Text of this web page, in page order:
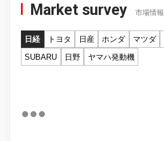
Market survey 市場情報
日経 トヨタ 日産 ホンダ マツダ
SUBARU
日野 ヤマハ発動機